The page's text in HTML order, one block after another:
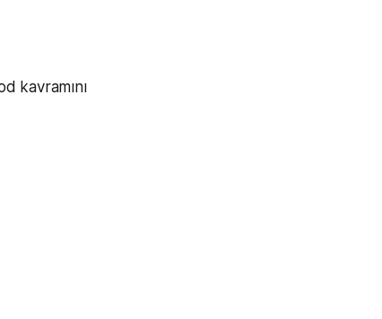
kavramını